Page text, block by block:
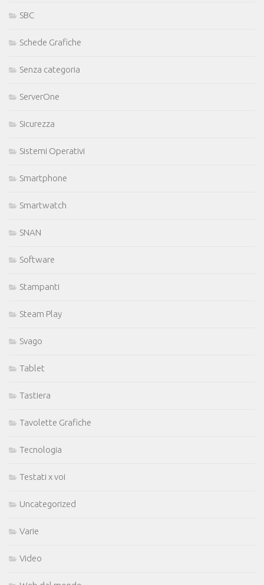
SBC
Schede Grafiche
Senza categoria
ServerOne
Sicurezza
Sistemi Operativi
Smartphone
Smartwatch
SNAN
Software
Stampanti
Steam Play
Svago
Tablet
Tastiera
Tavolette Grafiche
Tecnologia
Testati x voi
Uncategorized
Varie
Video